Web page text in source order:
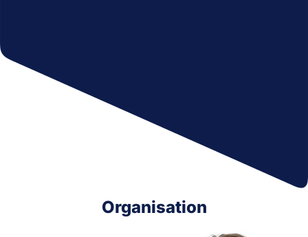
Organisation